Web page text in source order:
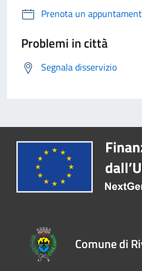
Prenota un
Problemi in città
Segnala disservizio
Comune di